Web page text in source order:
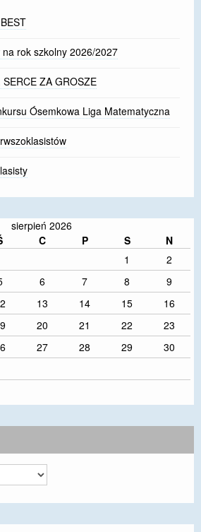
rok szkolny 2026/2027
ZA GROSZE
Ósemkowa Liga Matematyczna
sierpień 2026
C P S
N
1
2
6 7 8
9
13 14 15
16
20 21 22
23
27 28 29
30